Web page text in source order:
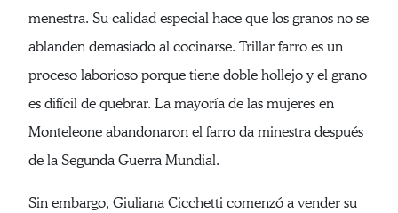
menestra. Su calidad especial hace que los granos no se
ablanden demasiado al cocinarse. Trillar farro es un
proceso laborioso porque tiene doble hollejo y el grano
es difícil de quebrar. La mayoría de las mujeres en
Monteleone abandonaron el farro da minestra después
de la Segunda Guerra Mundial.
Sin embargo, Giuliana Cicchetti comenzó a vender su